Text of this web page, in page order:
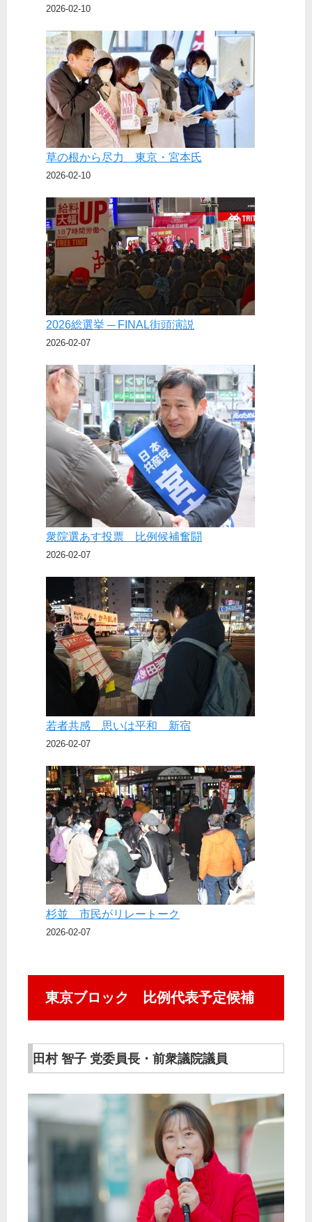
2026-02-10
草の根から尽力 東京・宮本氏
2026-02-10
2026総選挙 ─ FINAL街頭演説
2026-02-07
衆院選あす投票 比例候補奮闘
2026-02-07
若者共感 思いは平和 新宿
2026-02-07
杉並 市民がリレートーク
2026-02-07
東京ブロック 比例代表予定候補
田村 智子 党委員長・前衆議院議員